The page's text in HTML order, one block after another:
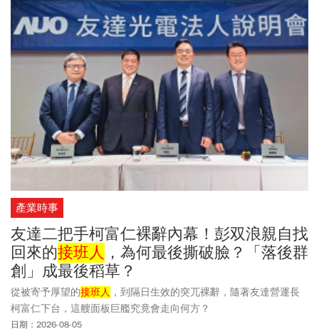
產業時事
友達二把手柯富仁裸辭內幕！彭双浪親自找
回來的接班人 ，為何最後撕破臉？「落後群
創」成最後稻草？
從被寄予厚望的接班人 ，到隔日生效的突兀裸辭，隨著友達營運長
柯富仁下台，這艘面板巨艦究竟會走向何方？
日期：2026-08-05